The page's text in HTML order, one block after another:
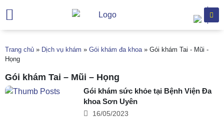
Trang chủ » Dịch vụ khám » Gói khám đa khoa» Gói khám Tai - Mũi -
Họng
Gói khám Tai – Mũi – Họng
Gói khám sức khỏe tại Bệnh Viện Đa
khoa Sơn Uyên
16/05/2023